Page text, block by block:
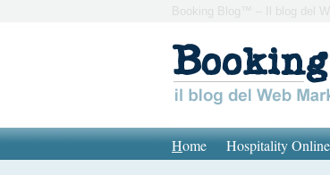
Booking Blog™ – Il blog del
Home Hospitality